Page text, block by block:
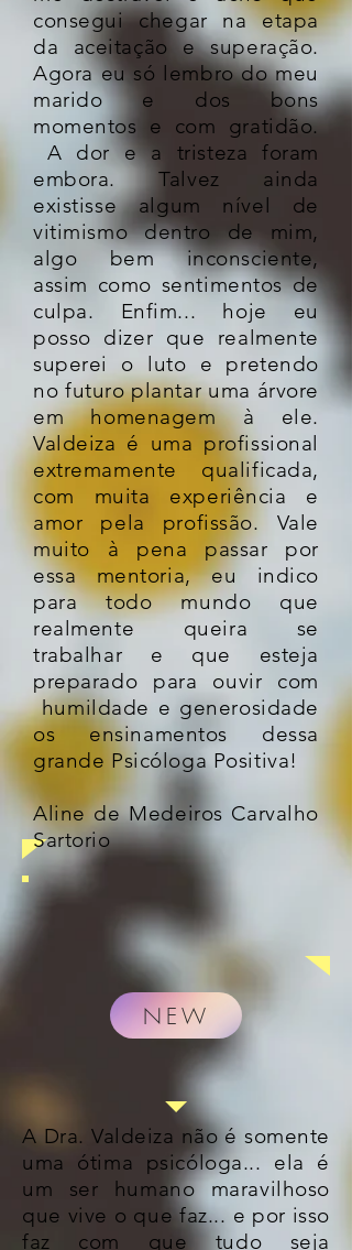
consegui chegar na etapa
da aceitação e superação.
Agora eu só lembro do meu
marido e dos bons
momentos e com gratidão.
A dor e a tristeza foram
embora. Talvez ainda
existisse algum nível de
vitimismo dentro de mim,
algo bem inconsciente,
assim como sentimentos de
culpa. Enfim... hoje eu
posso dizer que realmente
superei o luto e pretendo
no futuro plantar uma árvore
em homenagem à ele.
Valdeiza é uma profissional
extremamente qualificada,
com muita experiência e
amor pela profissão. Vale
muito à pena passar por
essa mentoria, eu indico
para todo mundo que
realmente queira se
trabalhar e que esteja
preparado para ouvir com
humildade e generosidade
os ensinamentos dessa
grande Psicóloga Positiva!
Aline de Medeiros Carvalho
Sartorio
NEW
A Dra. Valdeiza não é somente
uma ótima psicóloga... ela é
um ser humano maravilhoso
que vive o que faz... e por isso
faz com que tudo seja